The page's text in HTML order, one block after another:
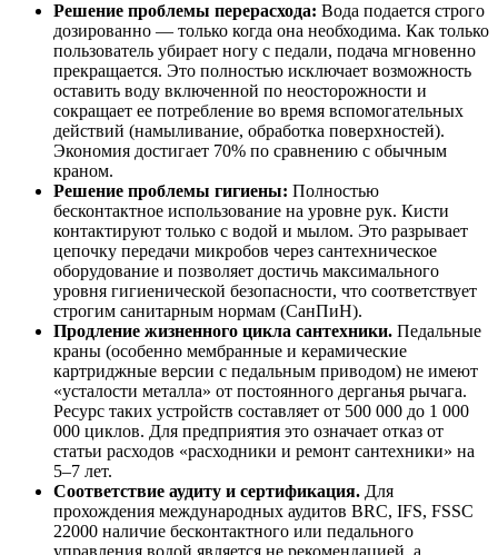
Решение проблемы перерасхода: Вода подается строго
дозированно — только когда она необходима. Как только
пользователь убирает ногу с педали, подача мгновенно
прекращается. Это полностью исключает возможность
оставить воду включенной по неосторожности и
сокращает ее потребление во время вспомогательных
действий (намыливание, обработка поверхностей).
Экономия достигает 70% по сравнению с обычным
краном.
Решение проблемы гигиены: Полностью
бесконтактное использование на уровне рук. Кисти
контактируют только с водой и мылом. Это разрывает
цепочку передачи микробов через сантехническое
оборудование и позволяет достичь максимального
уровня гигиенической безопасности, что соответствует
строгим санитарным нормам (СанПиН).
Продление жизненного цикла сантехники. Педальные
краны (особенно мембранные и керамические
картриджные версии с педальным приводом) не имеют
«усталости металла» от постоянного дерганья рычага.
Ресурс таких устройств составляет от 500 000 до 1 000
000 циклов. Для предприятия это означает отказ от
статьи расходов «расходники и ремонт сантехники» на
5–7 лет.
Соответствие аудиту и сертификация. Для
прохождения международных аудитов BRC, IFS, FSSC
22000 наличие бесконтактного или педального